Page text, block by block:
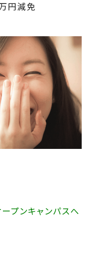
円減免
プンキャンパスへ